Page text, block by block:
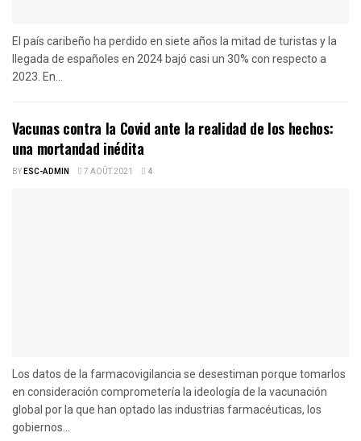
El país caribeño ha perdido en siete años la mitad de turistas y la
llegada de españoles en 2024 bajó casi un 30% con respecto a
2023. En...
Vacunas contra la Covid ante la realidad de los hechos:
una mortandad inédita
BYESC-ADMIN 7 AOÛT 2021 4
Los datos de la farmacovigilancia se desestiman porque tomarlos
en consideración comprometería la ideología de la vacunación
global por la que han optado las industrias farmacéuticas, los
gobiernos...